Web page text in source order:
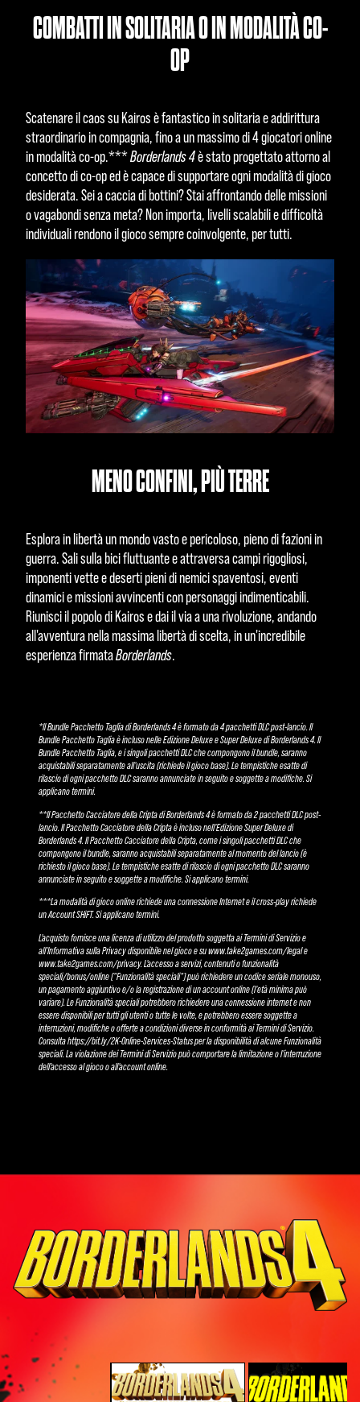
COMBATTI IN SOLITARIA O IN MODALITÀ CO-
OP
Scatenare il caos su Kairos è fantastico in solitaria e addirittura
straordinario in compagnia, fino a un massimo di 4 giocatori online
in modalità co-op.***Borderlands 4è stato progettato attorno al
concetto di co-op ed è capace di supportare ogni modalità di gioco
desiderata. Sei a caccia di bottini? Stai affrontando delle missioni
o vagabondi senza meta? Non importa, livelli scalabili e difficoltà
individuali rendono il gioco sempre coinvolgente, per tutti.
MENO CONFINI, PIÙ TERRE
Esplora in libertà un mondo vasto e pericoloso, pieno di fazioni in
guerra. Sali sulla bici fluttuante e attraversa campi rigogliosi,
imponenti vette e deserti pieni di nemici spaventosi, eventi
dinamici e missioni avvincenti con personaggi indimenticabili.
Riunisci il popolo di Kairos e dai il via a una rivoluzione, andando
all'avventura nella massima libertà di scelta, in un'incredibile
esperienza firmataBorderlands.
*Il Bundle Pacchetto Taglia di Borderlands 4 è formato da 4 pacchetti DLC post-lancio. Il
Bundle Pacchetto Taglia è incluso nelle Edizione Deluxe e Super Deluxe di Borderlands 4. Il
Bundle Pacchetto Taglia, e i singoli pacchetti DLC che compongono il bundle, saranno
acquistabili separatamente all'uscita (richiede il gioco base). Le tempistiche esatte di
rilascio di ogni pacchetto DLC saranno annunciate in seguito e soggette a modifiche. Si
applicano termini.
**Il Pacchetto Cacciatore della Cripta di Borderlands 4 è formato da 2 pacchetti DLC post-
lancio. Il Pacchetto Cacciatore della Cripta è incluso nell'Edizione Super Deluxe di
Borderlands 4. Il Pacchetto Cacciatore della Cripta, come i singoli pacchetti DLC che
compongono il bundle, saranno acquistabili separatamente al momento del lancio (è
richiesto il gioco base). Le tempistiche esatte di rilascio di ogni pacchetto DLC saranno
annunciate in seguito e soggette a modifiche. Si applicano termini.
***La modalità di gioco online richiede una connessione Internet e il cross-play richiede
un Account SHiFT. Si applicano termini.
L'acquisto fornisce una licenza di utilizzo del prodotto soggetta ai Termini di Servizio e
all'Informativa sulla Privacy disponibile nel gioco e su www.take2games.com/legal e
www.take2games.com/privacy. L'accesso a servizi, contenuti o funzionalità
speciali/bonus/online ("Funzionalità speciali") può richiedere un codice seriale monouso,
un pagamento aggiuntivo e/o la registrazione di un account online (l'età minima può
variare). Le Funzionalità speciali potrebbero richiedere una connessione internet e non
essere disponibili per tutti gli utenti o tutte le volte, e potrebbero essere soggette a
interruzioni, modifiche o offerte a condizioni diverse in conformità ai Termini di Servizio.
Consulta https://bit.ly/2K-Online-Services-Status per la disponibilità di alcune Funzionalità
speciali. La violazione dei Termini di Servizio può comportare la limitazione o l'interruzione
dell'accesso al gioco o all'account online.